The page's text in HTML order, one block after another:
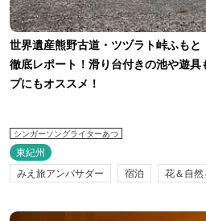
世界遺産熊野古道・ツヅラト峠ふもと
徹底レポート！滑り台付きの池や遊
プにもオススメ！
シンガーソングライターあつ
東紀州
みえ旅アンバサダー
宿泊 花＆自然